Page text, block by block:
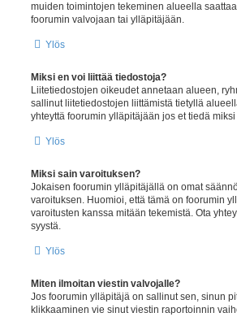
muiden toimintojen tekeminen alueella
foorumin valvojaan tai ylläpitäjään.
Ylös
Miksi en voi liittää tiedostoja?
Liitetiedostojen oikeudet annetaan alueen,
sallinut liitetiedostojen liittämistä tietyllä
yhteyttä foorumin ylläpitäjään jos et tiedä
Ylös
Miksi sain varoituksen?
Jokaisen foorumin ylläpitäjällä on omat
varoituksen. Huomioi, että tämä on foorumin
varoitusten kanssa mitään tekemistä. Ota
syystä.
Ylös
Miten ilmoitan viestin valvojalle?
Jos foorumin ylläpitäjä on sallinut sen, sinun
klikkaaminen vie sinut viestin raportoinnin